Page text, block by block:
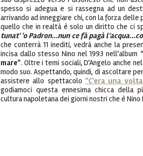
spesso si adegua e si rassegna ad un
arrivando ad inneggiare chi, con la forza
quello che in realtà è solo un diritto che ci
tunat' 'o Padron...nun ce fà pagà
che conterrà 11 inediti, vedrà anche la
incisa dallo stesso Nino nel 1993 nell'album
mare". Oltre i temi sociali, D'Angelo anche
modo suo. Aspettando, quindi, di ascoltare
assistere allo spettacolo "C'era una
godiamoci questa ennesima chicca della
cultura napoletana dei giorni nostri che è Nino